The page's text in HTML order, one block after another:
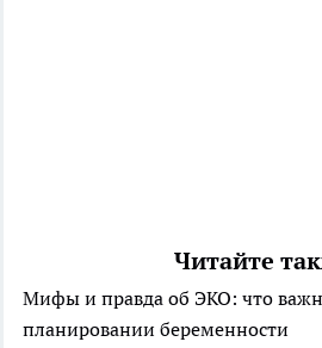
Читайте
Мифы и правда об ЭКО: что
планировании беременности